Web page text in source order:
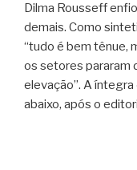
Dilma Rousseff
demais. Como
“tudo é bem tênue,
os setores pararam
elevação”. A íntegra
abaixo, após o